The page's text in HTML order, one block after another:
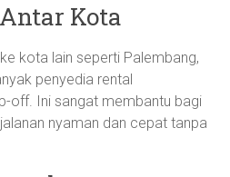
Kota
kota lain seperti Palembang,
penyedia rental
off. Ini sangat membantu bagi
nyaman dan cepat tanpa